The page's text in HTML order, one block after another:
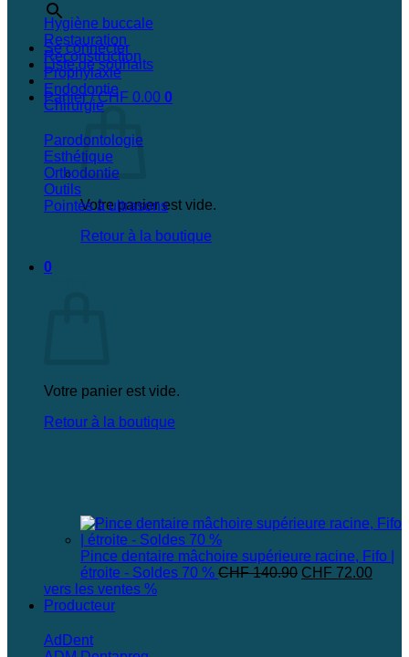
Se connecter
Liste de souhaits
Panier /CHF 0.00 0
Votre panier est vide.
Retour à la boutique
0
Votre panier est vide.
Retour à la boutique
Hygiène buccale
Restauration
Reconstruction
Prophylaxie
Endodontie
Chirurgie
Parodontologie
Esthétique
Orthodontie
Outils
Pointes à ultrasons
Pince dentaire mâchoire supérieure racine, Fifo |
étroite - Soldes 70 % CHF140.90 Le
CHF 72.00Le
vers les ventes %
Producteur
AdDent